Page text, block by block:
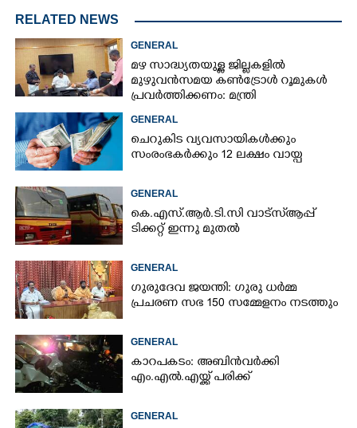
RELATED NEWS
GENERAL
മഴ സാദ്ധ്യതയുള്ള ജില്ലകളിൽ
മുഴുവൻസമയ കൺട്രോൾ റൂമുകൾ
പ്രവർത്തിക്കണം: മന്ത്രി
GENERAL
ചെറുകിട വ്യവസായികൾക്കും
സംരംഭകർക്കും 12 ലക്ഷം വായ്പ
GENERAL
കെ.എസ്.ആർ.ടി.സി വാട്സ്ആപ്പ്
ടിക്കറ്റ് ഇന്നു മുതൽ
GENERAL
ഗുരുദേവ ജയന്തി: ഗുരു ധർമ്മ
പ്രചരണ സഭ 150 സമ്മേളനം നടത്തും
GENERAL
കാറപകടം: അബിൻവർക്കി
എം.എൽ.എയ്ക്ക് പരിക്ക്
GENERAL